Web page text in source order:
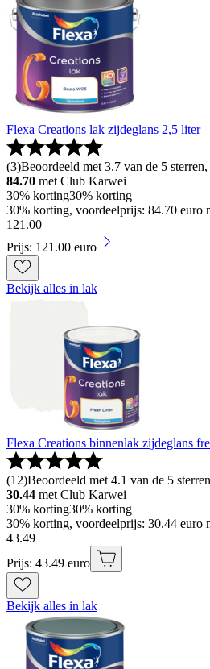
Flexa Creations lak zijdeglans 2,5 liter
(3)Beoordeeld met 3.7 van de 5
84.70 met Club Karwei
30% korting30% korting
30% korting, voordeelprijs: 84.70 euro
121 .00
Prijs: 121.00 euro
Bekijk alles in lak
Flexa Creations binnenlak zijdeglans
(12)Beoordeeld met 4.1 van de 5
30.44 met Club Karwei
30% korting30% korting
30% korting, voordeelprijs: 30.44 euro
43.49
Prijs: 43.49 euro
Bekijk alles in lak